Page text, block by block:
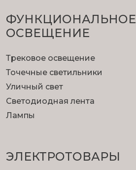
ФУНКЦИОНА­ЛЬНОЕ
ОСВЕЩЕНИЕ
Трековое освещение
Точечные светильники
Уличный свет
Светодиодная лента
Лампы
ЭЛЕКТРОТОВАРЫ